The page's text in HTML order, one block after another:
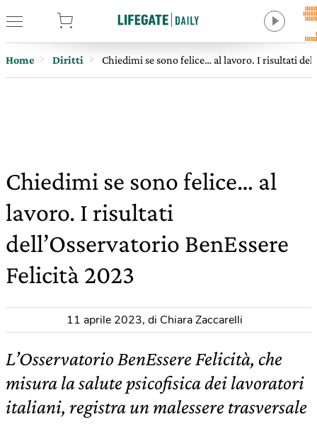
Home Diritti Chiedimi se sono felice… al lavoro. I risultati
Chiedimi se sono felice… al
lavoro. I risultati
dell’Osservatorio BenEssere
Felicità 2023
11 aprile 2023, di Chiara Zaccarelli
L’Osservatorio BenEssere Felicità, che
misura la salute psicofisica dei lavoratori
italiani, registra un malessere trasversale